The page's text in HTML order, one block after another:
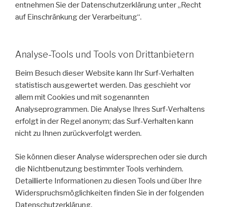
entnehmen Sie der Datenschutzerklärung unter „Recht
auf Einschränkung der Verarbeitung“.
Analyse-Tools und Tools von Drittanbietern
Beim Besuch dieser Website kann Ihr Surf-Verhalten
statistisch ausgewertet werden. Das geschieht vor
allem mit Cookies und mit sogenannten
Analyseprogrammen. Die Analyse Ihres Surf-Verhaltens
erfolgt in der Regel anonym; das Surf-Verhalten kann
nicht zu Ihnen zurückverfolgt werden.
Sie können dieser Analyse widersprechen oder sie durch
die Nichtbenutzung bestimmter Tools verhindern.
Detaillierte Informationen zu diesen Tools und über Ihre
Widerspruchsmöglichkeiten finden Sie in der folgenden
Datenschutzerklärung.